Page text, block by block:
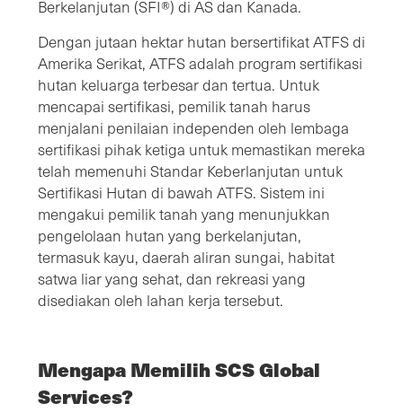
Berkelanjutan (SFI®) di AS dan Kanada.
Dengan jutaan hektar hutan bersertifikat ATFS di
Amerika Serikat, ATFS adalah program sertifikasi
hutan keluarga terbesar dan tertua. Untuk
mencapai sertifikasi, pemilik tanah harus
menjalani penilaian independen oleh lembaga
sertifikasi pihak ketiga untuk memastikan mereka
telah memenuhi Standar Keberlanjutan untuk
Sertifikasi Hutan di bawah ATFS. Sistem ini
mengakui pemilik tanah yang menunjukkan
pengelolaan hutan yang berkelanjutan,
termasuk kayu, daerah aliran sungai, habitat
satwa liar yang sehat, dan rekreasi yang
disediakan oleh lahan kerja tersebut.
Mengapa Memilih SCS Global
Services?